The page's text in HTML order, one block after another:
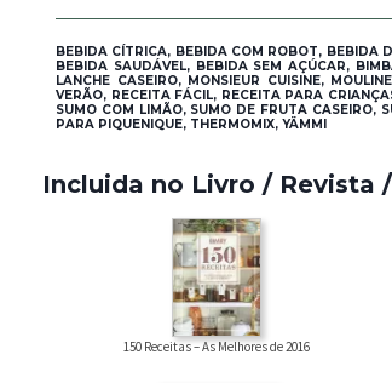
BEBIDA CÍTRICA, BEBIDA COM ROBOT, BEBIDA
BEBIDA SAUDÁVEL, BEBIDA SEM AÇÚCAR,
LANCHE CASEIRO, MONSIEUR CUISINE,
VERÃO, RECEITA FÁCIL, RECEITA PARA
SUMO COM LIMÃO, SUMO DE FRUTA CASEIRO,
PARA PIQUENIQUE, THERMOMIX, YÄMMI
Incluida no Livro / Revista
150 Receitas – As Melhores de 2016